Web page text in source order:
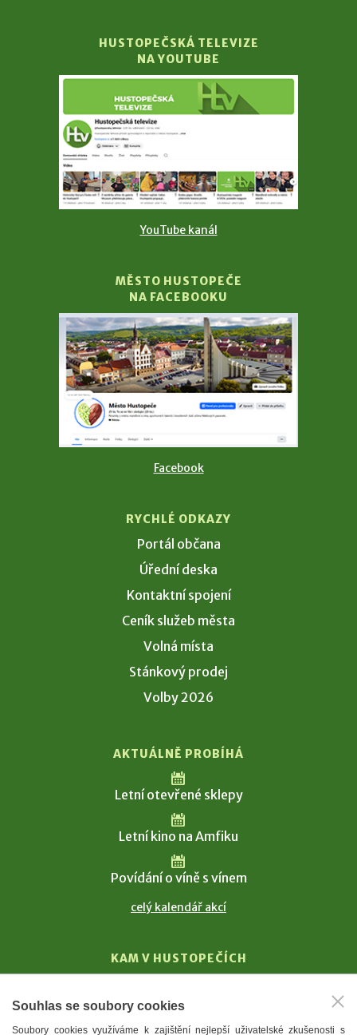
HUSTOPEČSKÁ TELEVIZE
NA YOUTUBE
YouTube kanál
MĚSTO HUSTOPEČE
NA FACEBOOKU
Facebook
RYCHLÉ ODKAZY
Portál občana
Úřední deska
Kontaktní spojení
Ceník služeb města
Volná místa
Stánkový prodej
Volby 2026
AKTUÁLNĚ PROBÍHÁ
Letní otevřené sklepy
Letní kino na Amfiku
Povídání o víně s vínem
celý kalendář akcí
KAM V HUSTOPEČÍCH
T. G. Masaryk
Souhlas se soubory cookies
Soubory cookies využíváme k zajištění nejlepší uživatelské zkušenosti s